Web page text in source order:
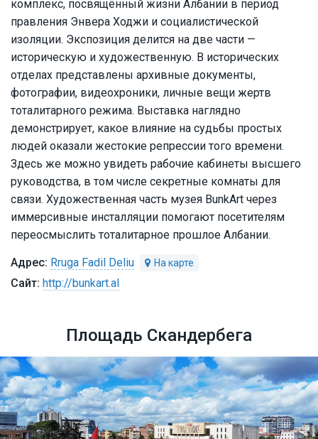
комплекс, посвящённый жизни Албании в период
правления Энвера Ходжи и социалистической
изоляции. Экспозиция делится на две части —
историческую и художественную. В исторических
отделах представлены архивные документы,
фотографии, видеохроники, личные вещи жертв
тоталитарного режима. Выставка наглядно
демонстрирует, какое влияние на судьбы простых
людей оказали жестокие репрессии того времени.
Здесь же можно увидеть рабочие кабинеты высшего
руководства, в том числе секретные комнаты для
связи. Художественная часть музея BunkArt через
иммерсивные инсталляции помогают посетителям
переосмыслить тоталитарное прошлое Албании.
Rruga Fadil Deliu
http://bunkart.al
Площадь Скандербега